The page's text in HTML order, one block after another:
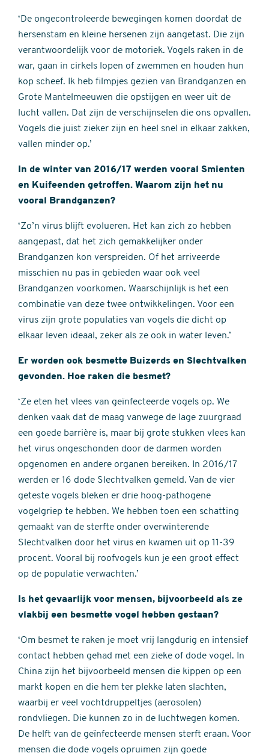
‘De ongecontroleerde bewegingen komen doordat de
hersenstam en kleine hersenen zijn aangetast. Die zijn
verantwoordelijk voor de motoriek. Vogels raken in de
war, gaan in cirkels lopen of zwemmen en houden hun
kop scheef. Ik heb filmpjes gezien van Brandganzen en
Grote Mantelmeeuwen die opstijgen en weer uit de
lucht vallen. Dat zijn de verschijnselen die ons opvallen.
Vogels die juist zieker zijn en heel snel in elkaar zakken,
vallen minder op.’
In de winter van 2016/17 werden vooral Smienten
en Kuifeenden getroffen. Waarom zijn het nu
vooral Brandganzen?
‘Zo’n virus blijft evolueren. Het kan zich zo hebben
aangepast, dat het zich gemakkelijker onder
Brandganzen kon verspreiden. Of het arriveerde
misschien nu pas in gebieden waar ook veel
Brandganzen voorkomen. Waarschijnlijk is het een
combinatie van deze twee ontwikkelingen. Voor een
virus zijn grote populaties van vogels die dicht op
elkaar leven ideaal, zeker als ze ook in water leven.’
Er worden ook besmette Buizerds en Slechtvalken
gevonden. Hoe raken die besmet?
‘Ze eten het vlees van geïnfecteerde vogels op. We
denken vaak dat de maag vanwege de lage zuurgraad
een goede barrière is, maar bij grote stukken vlees kan
het virus ongeschonden door de darmen worden
opgenomen en andere organen bereiken. In 2016/17
werden er 16 dode Slechtvalken gemeld. Van de vier
geteste vogels bleken er drie hoog-pathogene
vogelgriep te hebben. We hebben toen een schatting
gemaakt van de sterfte onder overwinterende
Slechtvalken door het virus en kwamen uit op 11-39
procent. Vooral bij roofvogels kun je een groot effect
op de populatie verwachten.’
Is het gevaarlijk voor mensen, bijvoorbeeld als ze
vlakbij een besmette vogel hebben gestaan?
‘Om besmet te raken je moet vrij langdurig en intensief
contact hebben gehad met een zieke of dode vogel. In
China zijn het bijvoorbeeld mensen die kippen op een
markt kopen en die hem ter plekke laten slachten,
waarbij er veel vochtdruppeltjes (aerosolen)
rondvliegen. Die kunnen zo in de luchtwegen komen.
De helft van de geïnfecteerde mensen sterft eraan. Voor
mensen die dode vogels opruimen zijn goede